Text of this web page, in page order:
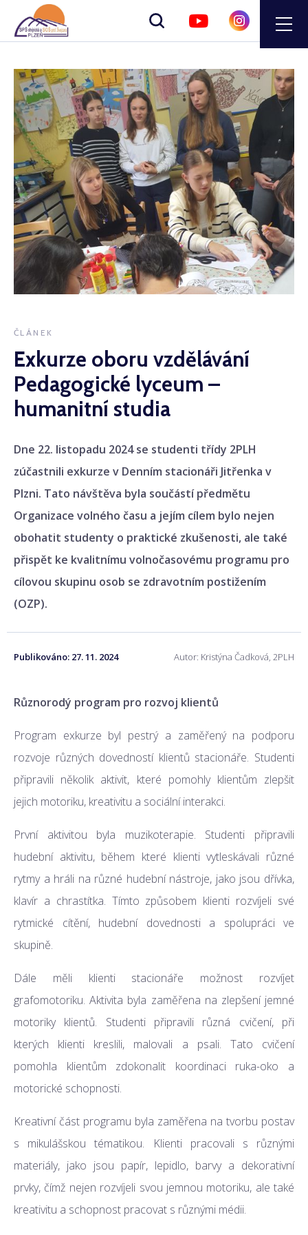
Zobrazit
ČLÁNEK
Exkurze oboru vzdělávání
Pedagogické lyceum –
humanitní studia
Dne 22. listopadu 2024 se studenti třídy 2PLH
zúčastnili exkurze v Denním stacionáři Jitřenka v
Plzni. Tato návštěva byla součástí předmětu
Organizace volného času a jejím cílem bylo nejen
obohatit studenty o praktické zkušenosti, ale také
přispět ke kvalitnímu volnočasovému programu pro
cílovou skupinu osob se zdravotním postižením
(OZP).
Publikováno: 27. 11. 2024 Autor: Kristýna Čadková, 2PLH
Různorodý program pro rozvoj klientů
Program exkurze byl pestrý a zaměřený na podporu
rozvoje různých dovedností klientů stacionáře. Studenti
připravili několik aktivit, které pomohly klientům zlepšit
jejich motoriku, kreativitu a sociální interakci.
První aktivitou byla muzikoterapie. Studenti připravili
hudební aktivitu, během které klienti vytleskávali různé
rytmy a hráli na různé hudební nástroje, jako jsou dřívka,
klavír a chrastítka. Tímto způsobem klienti rozvíjeli své
rytmické cítění, hudební dovednosti a spolupráci ve
skupině.
Dále měli klienti stacionáře možnost rozvíjet
grafomotoriku. Aktivita byla zaměřena na zlepšení jemné
motoriky klientů. Studenti připravili různá cvičení, při
kterých klienti kreslili, malovali a psali. Tato cvičení
pomohla klientům zdokonalit koordinaci ruka-oko a
motorické schopnosti.
Kreativní část programu byla zaměřena na tvorbu postav
s mikulášskou tématikou. Klienti pracovali s různými
materiály, jako jsou papír, lepidlo, barvy a dekorativní
prvky, čímž nejen rozvíjeli svou jemnou motoriku, ale také
kreativitu a schopnost pracovat s různými médii.